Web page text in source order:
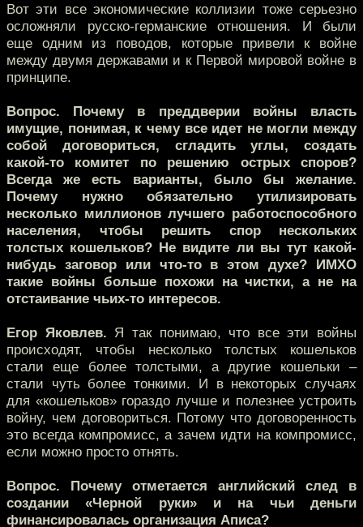
Вот эти все экономические коллизии тоже серьезно
осложняли русско-германские отношения. И были
еще одним из поводов, которые привели к войне
между двумя державами и к Первой мировой войне в
принципе.
Вопрос. Почему в преддверии войны власть
имущие, понимая, к чему все идет не могли между
собой договориться, сгладить углы, создать
какой-то комитет по решению острых споров?
Всегда же есть варианты, было бы желание.
Почему нужно обязательно утилизировать
несколько миллионов лучшего работоспособного
населения, чтобы решить спор нескольких
толстых кошельков? Не видите ли вы тут какой-
нибудь заговор или что-то в этом духе? ИМХО
такие войны больше похожи на чистки, а не на
отстаивание чьих-то интересов.
Егор Яковлев. Я так понимаю, что все эти войны
происходят, чтобы несколько толстых кошельков
стали еще более толстыми, а другие кошельки –
стали чуть более тонкими. И в некоторых случаях
для «кошельков» гораздо лучше и полезнее устроить
войну, чем договориться. Потому что договоренность
это всегда компромисс, а зачем идти на компромисс,
если можно просто отнять.
Вопрос. Почему отметается английский след в
создании «Черной руки» и на чьи деньги
финансировалась организация Аписа?